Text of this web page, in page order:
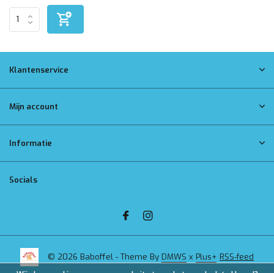
Klantenservice
Mijn account
Informatie
Socials
© 2026 Baboffel - Theme By DMWS x Plus+ RSS-feed